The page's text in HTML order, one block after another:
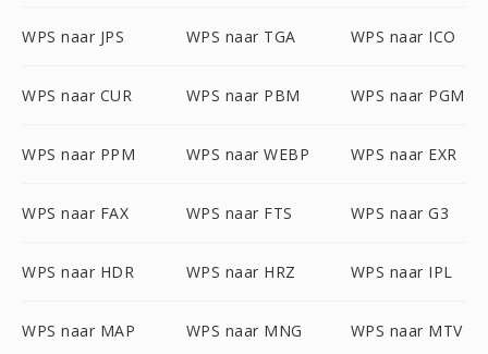
WPS naar JPS WPS naar TGA WPS naar ICO
WPS naar CUR WPS naar PBM WPS naar PGM
WPS naar PPM WPS naar WEBP WPS naar EXR
WPS naar FAX WPS naar FTS WPS naar G3
WPS naar HDR WPS naar HRZ WPS naar IPL
WPS naar MAP WPS naar MNG WPS naar MTV